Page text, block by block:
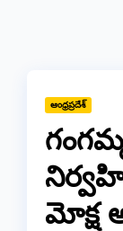
ఆంధ్రప్రదేశ్
మోక్ష